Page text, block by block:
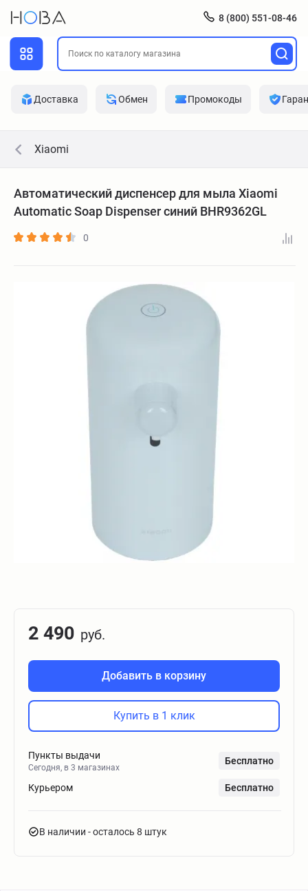
8 (800) 551-08-46
Доставка Обмен Промокоды
Xiaomi
Автоматический диспенсер для мыла Xiaomi
Automatic Soap Dispenser синий BHR9362GL
0
2 490 руб.
Добавить в корзину
Купить в 1 клик
Пункты выдачи
Сегодня, в 3 магазинах
Бесплатно
Курьером Бесплатно
В наличии - осталось 8 штук